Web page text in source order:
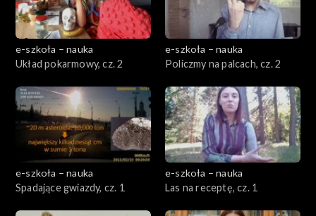
e-szkoła – nauka
Układ pokarmowy, cz. 2
e-szkoła – nauka
Policzmy na palcach, cz. 2
e-szkoła – nauka
Spadające gwiazdy, cz. 1
e-szkoła – nauka
Las na receptę, cz. 1